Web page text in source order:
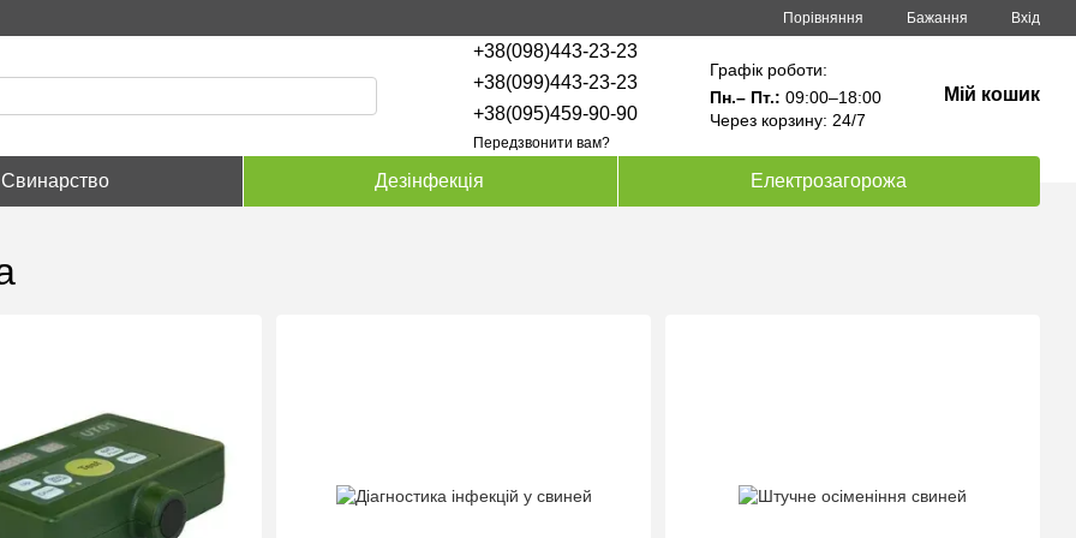
Порівняння Бажання Вхід
+38(098)443-23-23
+38(099)443-23-23
+38(095)459-90-90
Передзвонити вам?
Графік роботи:
Пн.– Пт.: 09:00–18:00
Через корзину: 24/7
Мій кошик
Свинарство Дезінфекція Електрозагорожа